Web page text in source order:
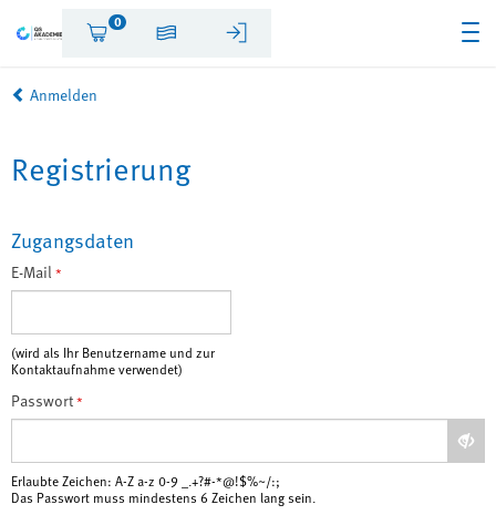
0
Anmelden
Registrierung
Zugangsdaten
E-Mail *
(wird als Ihr Benutzername und zur
Kontaktaufnahme verwendet)
Passwort*
Erlaubte Zeichen: A-Z a-z 0-9 _.+?#-*@!$%~/:;
Das Passwort muss mindestens 6 Zeichen lang sein.